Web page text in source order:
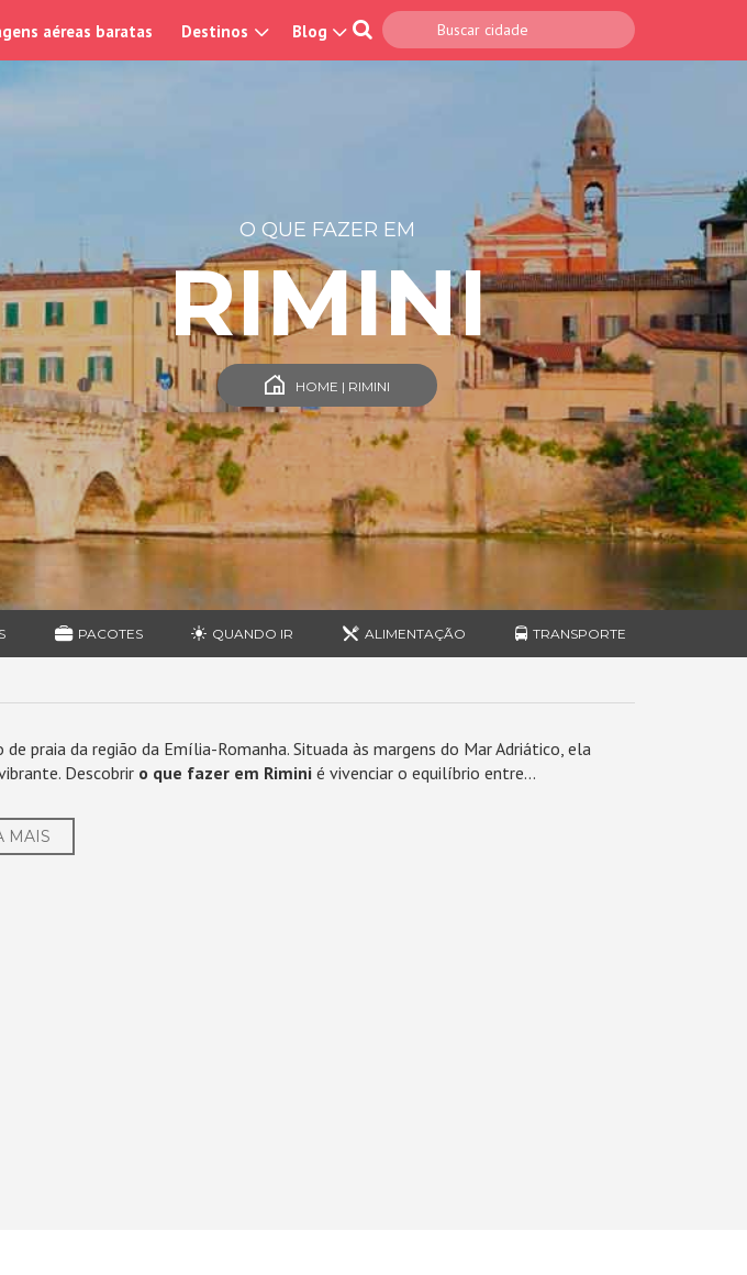
aéreas baratas Destinos Blog
O QUE FAZER EM
RIMINI
HOME | RIMINI
PACOTES QUANDO IR ALIMENTAÇÃO TRANSPORTE
praia da região da Emília-Romanha. Situada às margens do Mar Adriático, ela
Descobrir o que fazer em Rimini é vivenciar o equilíbrio entre...
MAIS